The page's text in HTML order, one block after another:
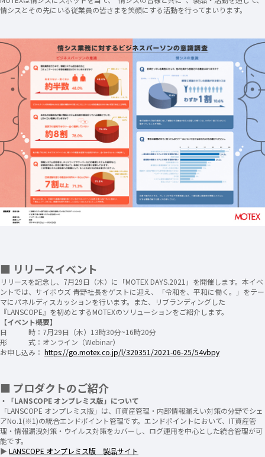
情シスとその先にいる従業員の皆さまを笑顔にする活動を行ってまいります。
■ リリースイベント
リリースを記念し、7月29日（木）に「MOTEX DAYS.2021」を開催します。本イベ
ントでは、サイボウズ 青野社長をゲストに迎え、「令和を、平和に働く。」をテー
マにパネルディスカッションを行います。また、リブランディングした
『LANSCOPE』を初めとするMOTEXのソリューションをご紹介します。
【イベント概要】
日 時：7月29日（木）13時30分~16時20分
形 式：オンライン（Webinar）
お申し込み： https://go.motex.co.jp/l/320351/2021-06-25/54vbpy
■ プロダクトのご紹介
・「LANSCOPE オンプレミス版」について
「LANSCOPE オンプレミス版」は、IT資産管理・内部情報漏えい対策の分野でシェ
アNo.1(※1)の統合エンドポイント管理です。エンドポイントにおいて、IT資産管
理・情報漏洩対策・ウイルス対策をカバーし、ログ運用を中心とした統合管理が可
能です。
▶ LANSCOPE オンプレミス版 製品サイト